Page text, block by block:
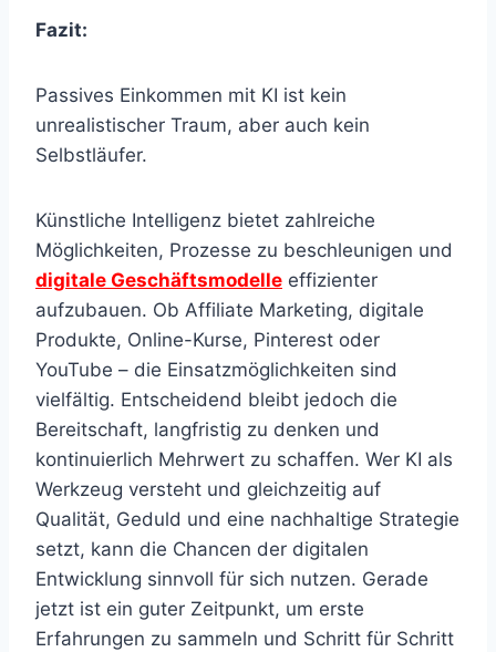
Fazit:
Passives Einkommen mit KI ist kein
unrealistischer Traum, aber auch kein
Selbstläufer.
Künstliche Intelligenz bietet zahlreiche
Möglichkeiten, Prozesse zu beschleunigen und
digitale Geschäftsmodelle effizienter
aufzubauen. Ob Affiliate Marketing, digitale
Produkte, Online-Kurse, Pinterest oder
YouTube – die Einsatzmöglichkeiten sind
vielfältig. Entscheidend bleibt jedoch die
Bereitschaft, langfristig zu denken und
kontinuierlich Mehrwert zu schaffen. Wer KI als
Werkzeug versteht und gleichzeitig auf
Qualität, Geduld und eine nachhaltige Strategie
setzt, kann die Chancen der digitalen
Entwicklung sinnvoll für sich nutzen. Gerade
jetzt ist ein guter Zeitpunkt, um erste
Erfahrungen zu sammeln und Schritt für Schritt